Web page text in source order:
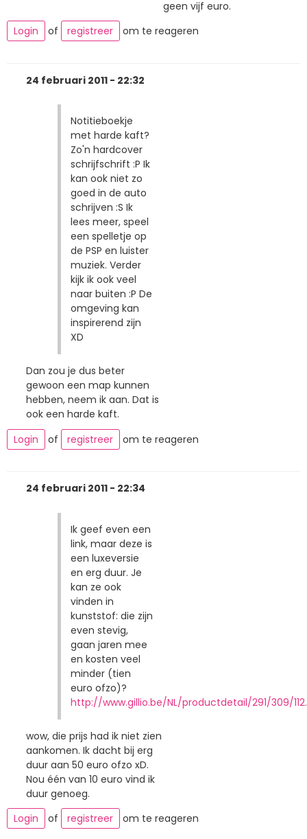
geen vijf euro.
Login
of registreer om te reageren
24 februari 2011 - 22:32
Notitieboekje
met harde kaft?
Zo'n hardcover
schrijfschrift :P Ik
kan ook niet zo
goed in de auto
schrijven :S Ik
lees meer, speel
een spelletje op
de PSP en luister
muziek. Verder
kijk ik ook veel
naar buiten :P De
omgeving kan
inspirerend zijn
XD
Dan zou je dus beter
gewoon een map kunnen
hebben, neem ik aan. Dat is
ook een harde kaft.
Login
of registreer om te reageren
24 februari 2011 - 22:34
Ik geef even een
link, maar deze is
een luxeversie
en erg duur. Je
kan ze ook
vinden in
kunststof: die zijn
even stevig,
gaan jaren mee
en kosten veel
minder (tien
euro ofzo)?
http://www.gillio.be/NL/productdetail/291/309/
wow, die prijs had ik niet zien
aankomen. Ik dacht bij erg
duur aan 50 euro ofzo xD.
Nou één van 10 euro vind ik
duur genoeg.
Login
of registreer om te reageren